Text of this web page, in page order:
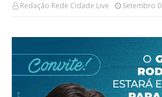
Redação Rede Cidade Live Setembro